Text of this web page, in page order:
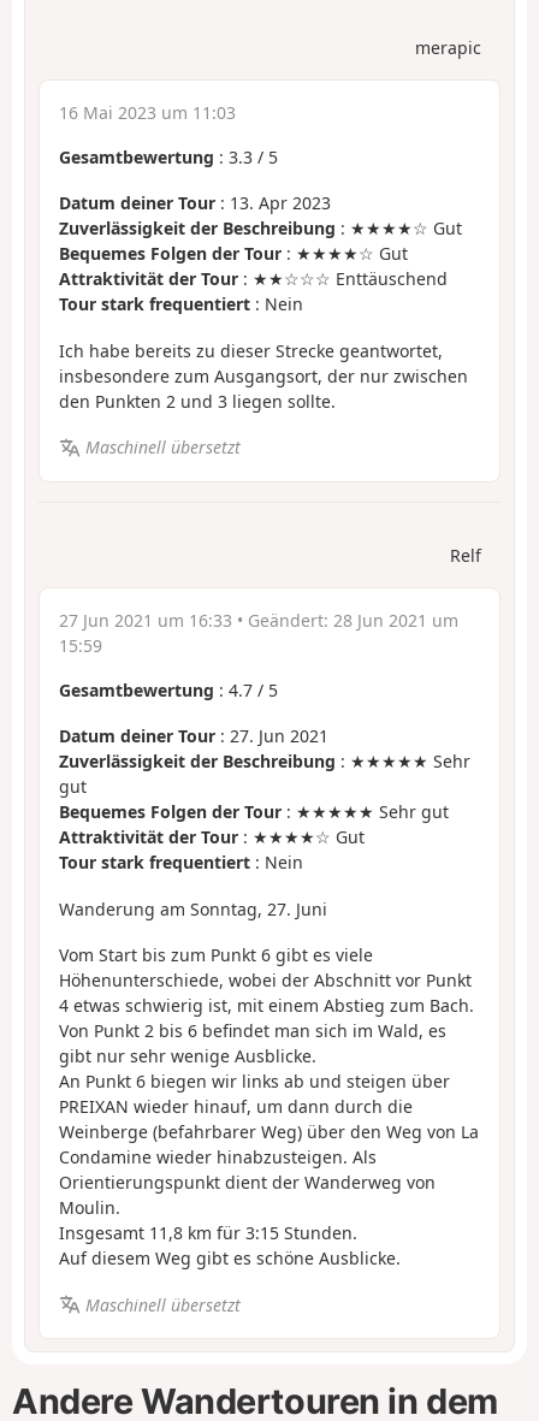
merapic
16 Mai 2023 um 11:03
Gesamtbewertung : 3.3 / 5
Datum deiner Tour : 13. Apr 2023
Zuverlässigkeit der Beschreibung : ★★★★☆ Gut
Bequemes Folgen der Tour : ★★★★☆ Gut
Attraktivität der Tour : ★★☆☆☆ Enttäuschend
Tour stark frequentiert : Nein
Ich habe bereits zu dieser Strecke geantwortet,
insbesondere zum Ausgangsort, der nur zwischen
den Punkten 2 und 3 liegen sollte.
Maschinell übersetzt
Relf
27 Jun 2021 um 16:33 • Geändert: 28 Jun 2021 um
15:59
Gesamtbewertung : 4.7 / 5
Datum deiner Tour : 27. Jun 2021
Zuverlässigkeit der Beschreibung : ★★★★★ Sehr
gut
Bequemes Folgen der Tour : ★★★★★ Sehr gut
Attraktivität der Tour : ★★★★☆ Gut
Tour stark frequentiert : Nein
Wanderung am Sonntag, 27. Juni
Vom Start bis zum Punkt 6 gibt es viele
Höhenunterschiede, wobei der Abschnitt vor Punkt
4 etwas schwierig ist, mit einem Abstieg zum Bach.
Von Punkt 2 bis 6 befindet man sich im Wald, es
gibt nur sehr wenige Ausblicke.
An Punkt 6 biegen wir links ab und steigen über
PREIXAN wieder hinauf, um dann durch die
Weinberge (befahrbarer Weg) über den Weg von La
Condamine wieder hinabzusteigen. Als
Orientierungspunkt dient der Wanderweg von
Moulin.
Insgesamt 11,8 km für 3:15 Stunden.
Auf diesem Weg gibt es schöne Ausblicke.
Maschinell übersetzt
Andere Wandertouren in dem